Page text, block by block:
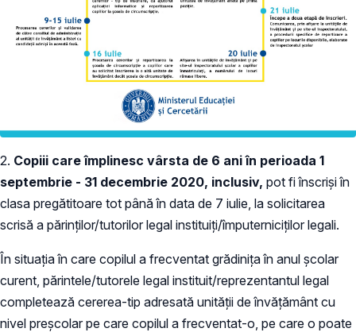
2. Copiii care împlinesc vârsta de 6 ani în perioada 1
septembrie - 31 decembrie 2020, inclusiv, pot fi înscriși în
clasa pregătitoare tot până în data de 7 iulie, la solicitarea
scrisă a părinților/tutorilor legal instituiți/împuterniciților legali.
În situația în care copilul a frecventat grădinița în anul școlar
curent, părintele/tutorele legal instituit/reprezentantul legal
completează cererea-tip adresată unității de învățământ cu
nivel preșcolar pe care copilul a frecventat-o, pe care o poate